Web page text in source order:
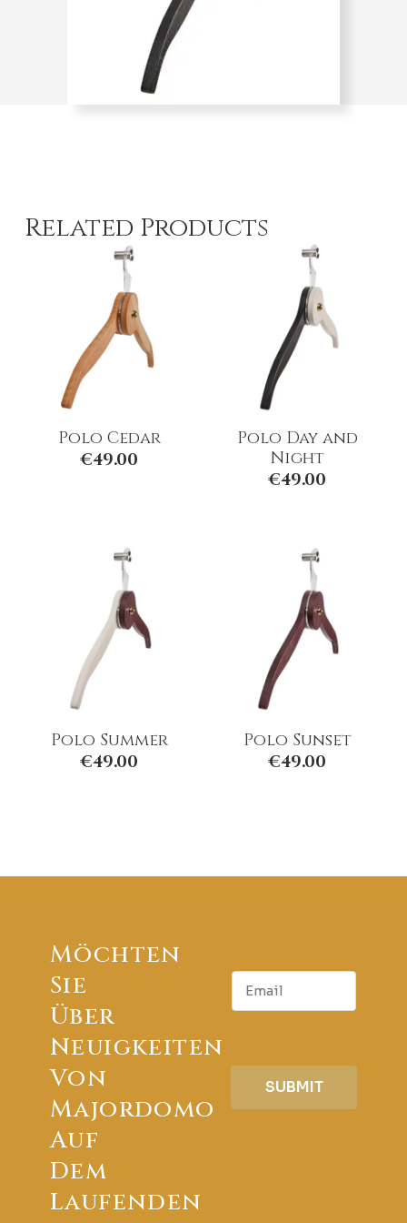
Related Products
Polo Cedar
€49.00
Polo Day and
Night
€49.00
Polo Summer
€49.00
Polo Sunset
€49.00
Möchten
Sie
Über
Neuigkeiten
Von
Majordomo
Auf
Dem
Laufenden
E
a
SUBMIT